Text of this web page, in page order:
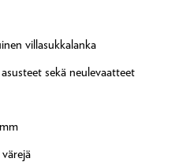
villasukkalanka
sekä neulevaatteet